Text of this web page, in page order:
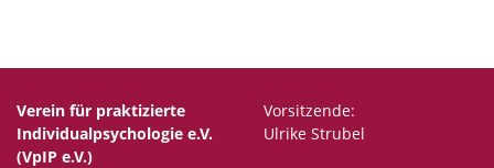
Verein für praktizierte
Individualpsychologie e.V.
(VpIP e.V.)
Vorsitzende:
Ulrike Strubel